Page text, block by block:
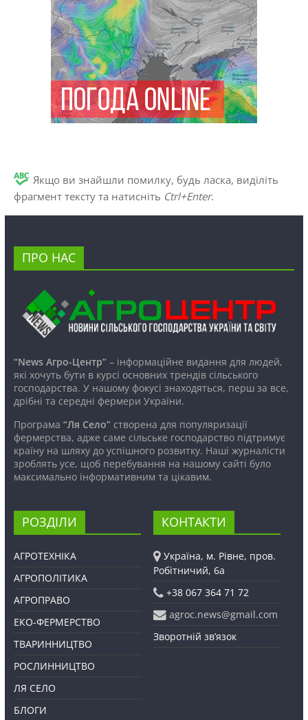
Якщо ви знайшли помилку, будь ласка, виділіть
фрагмент тексту та натисніть Ctrl+Enter.
ПРО НАС
“News Агро-Центр”– інформаційне видання для людей,
які хочуть бути в курсі основних трендів сільського
господарства. У нашому фокусі знаходяться, перш за все,
дрібні та середні фермери України.
Програма “Ля Село”створена для популяризації
фермерства, адже саме сільське господарство підтримує
країну на шляху до успішного розвитку. Наші журналісти
зроблять усе, щоб перебування на нашому сайті було
максимально інформативним та цікавим.
РОЗДІЛИ
АГРОТЕХНІКА
АГРОПОЛІТИКА
АГРОПРАВО
ЕКО-ФЕРМЕРСТВО
ТВАРИННИЦТВО
РОСЛИННИЦТВО
ЛЯ СЕЛО
БЛОГИ
КОНТАКТИ
Україна, м. Рівне, пров.
Робітничий, 6а
+38 067 364 71 72
agroc.news@gmail.com
Зворотній зв’язок